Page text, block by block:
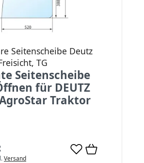
Seitenscheibe Deutz
TG
Seitenscheibe
für DEUTZ
AgroStar Traktor
Versand